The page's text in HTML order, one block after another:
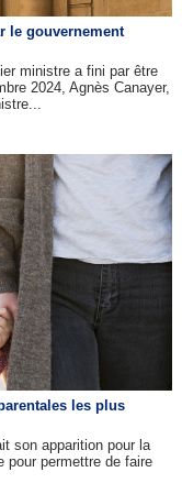
le gouvernement
ministre a fini par être
2024, Agnès Canayer,
les plus
son apparition pour la
pour permettre de faire